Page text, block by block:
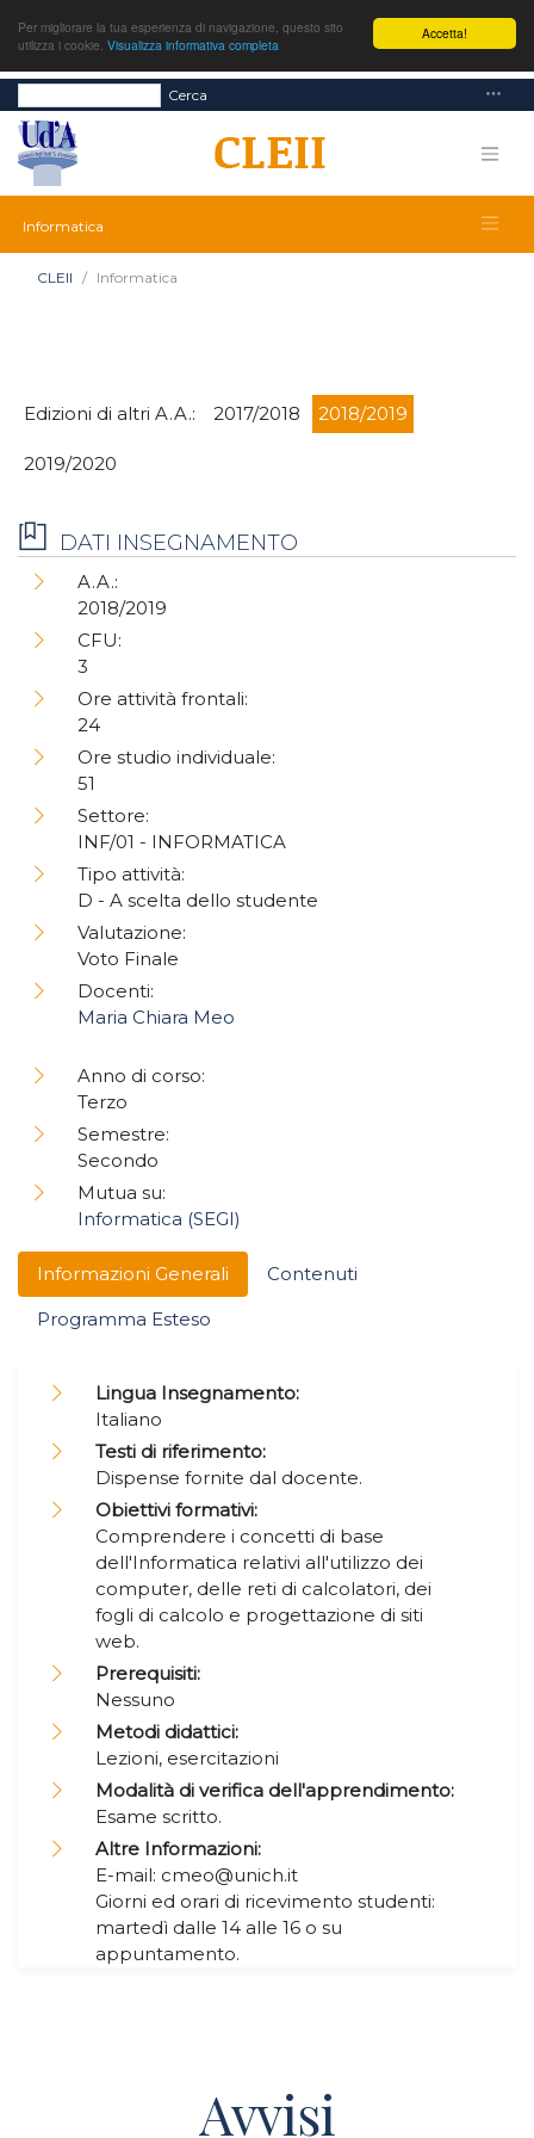
Accetta!
Per migliorare la tua esperienza di navigazione, questo sito
utilizza i cookie. Visualizza informativa completa
Cerca
Informatica
CLEII Informatica
Edizioni di altri A.A.: 2017/2018 2018/2019
2019/2020
Informazioni Generali
Contenuti
Programma Esteso
Lingua Insegnamento:
Italiano
Testi di riferimento:
Dispense fornite dal docente.
Obiettivi formativi:
Comprendere i concetti di base
dell'Informatica relativi all'utilizzo dei
computer, delle reti di calcolatori, dei
fogli di calcolo e progettazione di siti
web.
Prerequisiti:
Nessuno
Metodi didattici:
Lezioni, esercitazioni
Modalità di verifica dell'apprendimento:
Esame scritto.
Altre Informazioni:
E-mail: cmeo@unich.it
Giorni ed orari di ricevimento studenti:
martedì dalle 14 alle 16 o su
appuntamento.
DATI INSEGNAMENTO
A.A.:
2018/2019
CFU:
3
Ore attività frontali:
24
Ore studio individuale:
51
Settore:
INF/01 - INFORMATICA
Tipo attività:
D - A scelta dello studente
Valutazione:
Voto Finale
Docenti:
Maria Chiara Meo
Anno di corso:
Terzo
Semestre:
Secondo
Mutua su:
Informatica (SEGI)
Avvisi